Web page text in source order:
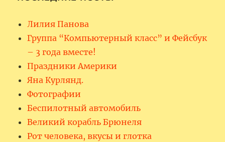
Лилия Панова
Группа “Компьютерный класс” и Фейсбук
– 3 года вместе!
Праздники Америки
Яна Курлянд.
Фотографии
Беспилотный автомобиль
Великий корабль Брюнеля
Рот человека, вкусы и глотка